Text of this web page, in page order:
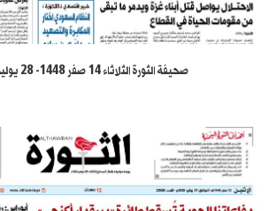
صحيفة الثورة الثلاثاء 14 صفر 1448- 28 يوليو 2026